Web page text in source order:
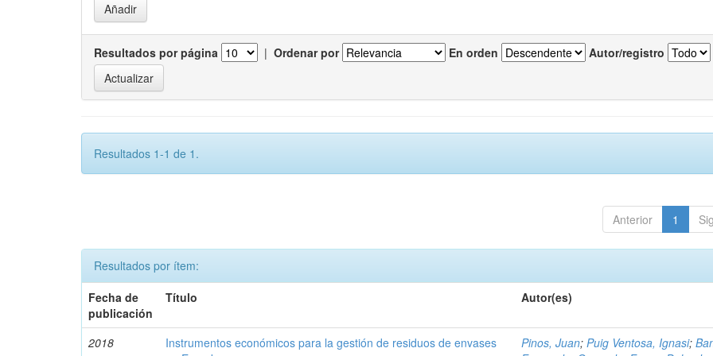
Resultados por página | Ordenar por En orden Autor/registro
Resultados 1-1 de 1.
Anterior 1
Resultados por ítem:
Fecha de
publicación
Título Autor(es)
2018
Instrumentos económicos para la gestión de residuos de envases
Pinos, Juan;Puig Ventosa, Ignasi;